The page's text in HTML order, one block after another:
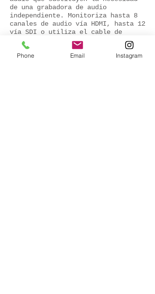
de una grabadora de audio
independiente. Monitoriza hasta 8
canales de audio vía HDMI, hasta 12
vía SDI o utiliza el cable de
conexión XLR para conectar
micrófonos externos con
alimentación phantom 48V.
Phone Email Instagram